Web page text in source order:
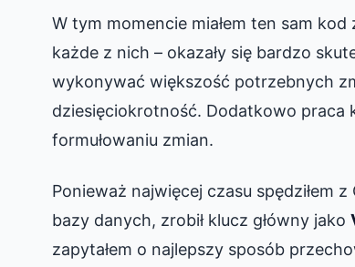
W tym momencie miałem ten sam
każde z nich – okazały się bardzo
wykonywać większość potrzebnych
dziesięciokrotność. Dodatkowo praca
formułowaniu zmian.
Ponieważ najwięcej czasu spędziłem
bazy danych, zrobił klucz główny jako
zapytałem o najlepszy sposób